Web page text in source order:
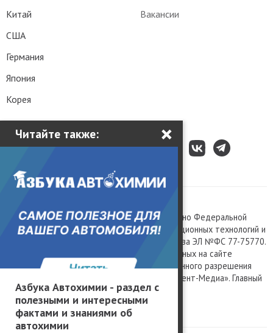
Читайте также: ×
Азбука Автохимии - раздел с
полезными и интересными
фактами и знаниями об
автохимии
Вакансии
Китай
США
Германия
Япония
Корея
Сетевое издание «Kolesa.ru», зарегистрировано Федеральной
службой по надзору в сфере связи, информационных технологий и
массовых коммуникаций, номер свидетельства ЭЛ №ФС 77-75770.
Любое использование материалов, размещенных на сайте
www.kolesa.ru, допускается только с письменного разрешения
правообладателя. Учредитель ООО «Президент-Медиа». Главный
редактор Баландин М.А. 0+
Политика конфиденциальности